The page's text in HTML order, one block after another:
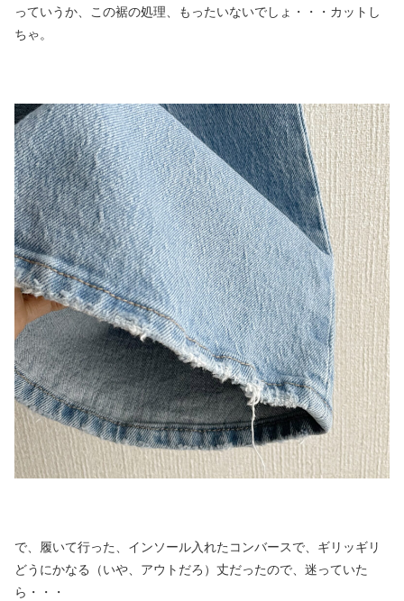
っていうか、この裾の処理、もったいないでしょ・・・カットし
ちゃ。
で、履いて行った、インソール入れたコンバースで、ギリッギリ
どうにかなる（いや、アウトだろ）丈だったので、迷っていた
ら・・・